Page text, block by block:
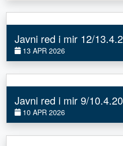
Javni red i mir 12/
13 APR 2026
Javni red i mir 9/
10 APR 2026